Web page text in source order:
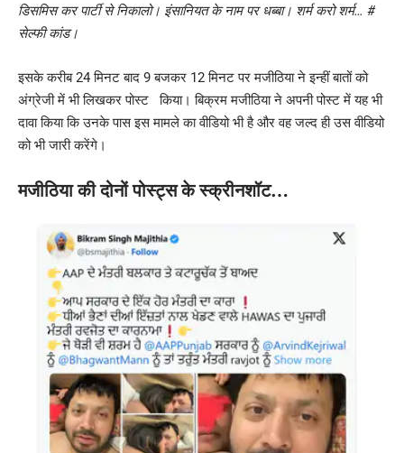
डिसमिस कर पार्टी से निकालो। इंसानियत के नाम पर धब्बा। शर्म करो शर्म… #
सेल्फी कांड।
इसके करीब 24 मिनट बाद 9 बजकर 12 मिनट पर मजीठिया ने इन्हीं बातों को
अंग्रेजी में भी लिखकर पोस्ट किया। बिक्रम मजीठिया ने अपनी पोस्ट में यह भी
दावा किया कि उनके पास इस मामले का वीडियो भी है और वह जल्द ही उस वीडियो
को भी जारी करेंगे।
मजीठिया की दोनों पोस्ट्स के स्क्रीनशॉट…